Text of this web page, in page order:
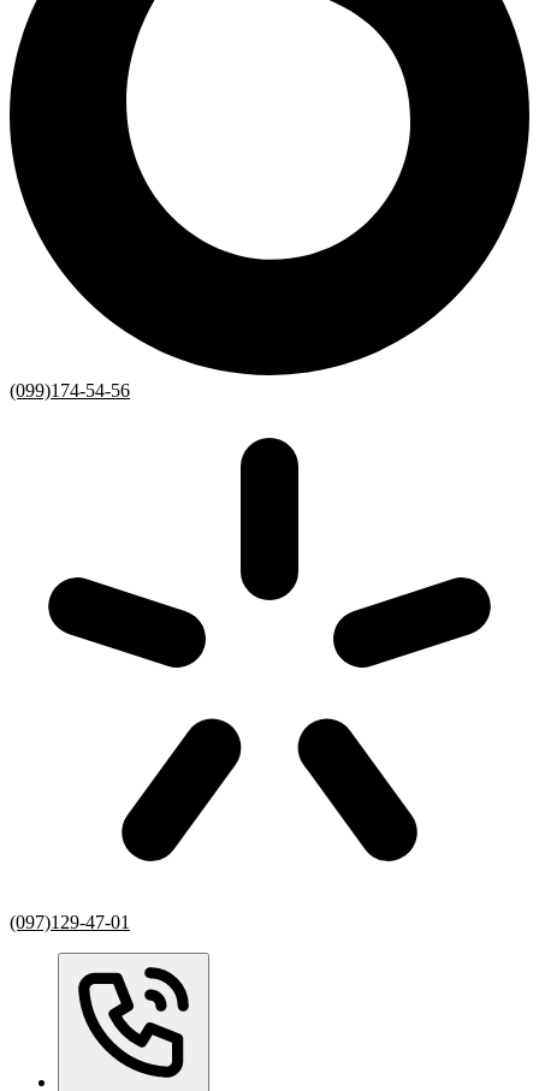
(099)174-54-56
(097)129-47-01